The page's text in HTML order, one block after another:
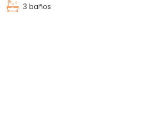
3 baños